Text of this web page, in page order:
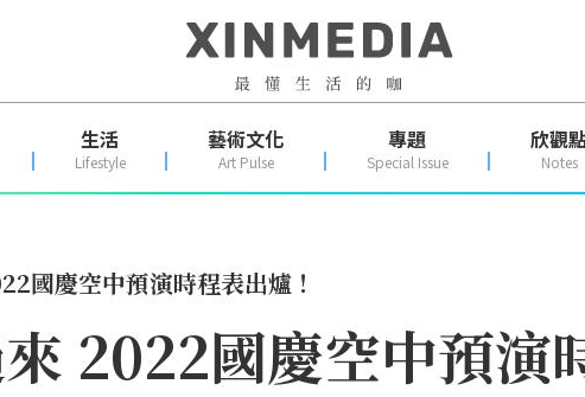
生活
Lifestyle
藝術文化
Art Pulse
專題
Special Issue
欣觀
Notes
國慶空中預演時程表出爐！
2022國慶空中預演